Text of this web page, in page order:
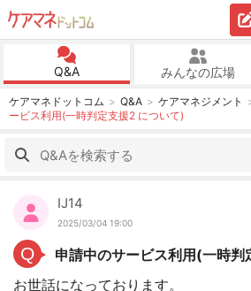
Q&A みんなの広場
ケアマネドットコム Q&A ケアマネジメント
ービス利用(一時判定支援2 について)
IJ14
2025/03/04 19:00
Q
申請中のサービス利用(一時判
お世話になっております。